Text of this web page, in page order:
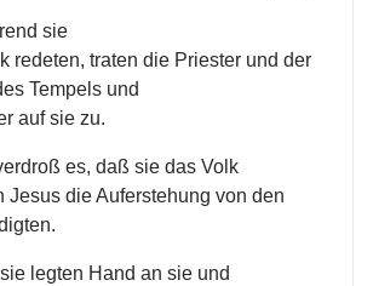
sie
redeten, traten die Priester und der
Tempels und
auf sie zu.
es, daß sie das Volk
Jesus die Auferstehung von den
legten Hand an sie und